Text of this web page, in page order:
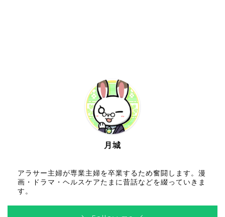
月城
アラサー主婦が専業主婦を卒業するため奮闘します。漫
画・ドラマ・ヘルスケアたまに昔話などを綴っていきま
す。